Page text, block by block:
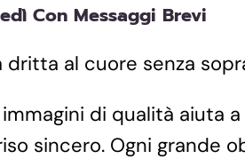
Con Messaggi Brevi
dritta al cuore senza
di qualità aiuta
sincero. Ogni grande